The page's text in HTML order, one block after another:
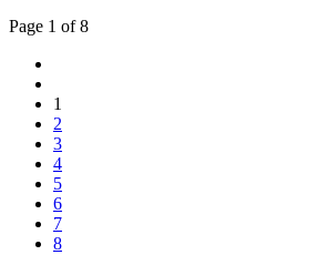
Page 1 of 8
1
2
3
4
5
6
7
8